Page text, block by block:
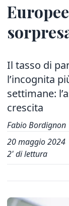
Il tasso di
l’incognita
settimane:
crescita
Fabio Bordignon
20 maggio 2024
2' di lettura